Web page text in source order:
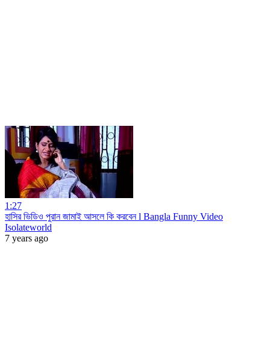
1:27
হাসির ভিডিও পুরান জামাই আসলে কি করবেন l Bangla Funny Video
Isolateworld
7 years ago